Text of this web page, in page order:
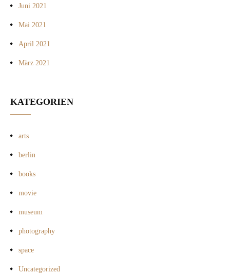
Juni 2021
Mai 2021
April 2021
März 2021
KATEGORIEN
arts
berlin
books
movie
museum
photography
space
Uncategorized